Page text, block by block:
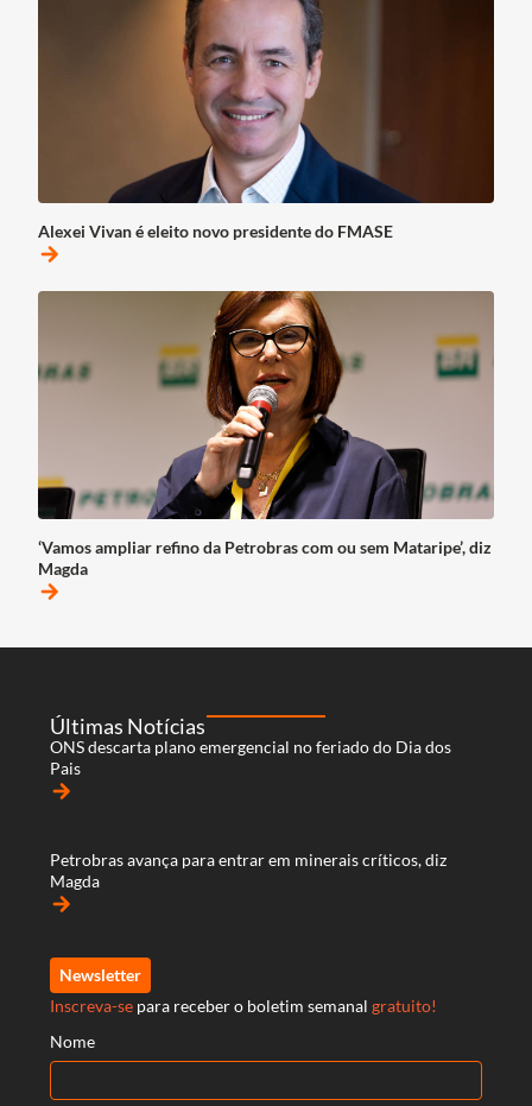
Alexei Vivan é eleito novo presidente do FMASE
arrow_forward
‘Vamos ampliar refino da Petrobras com ou sem Mataripe’, diz
Magda
arrow_forward
Últimas Notícias
ONS descarta plano emergencial no feriado do Dia dos
Pais
arrow_forward
Petrobras avança para entrar em minerais críticos, diz
Magda
arrow_forward
Newsletter
Inscreva-se para receber o boletim semanal gratuito!
Nome